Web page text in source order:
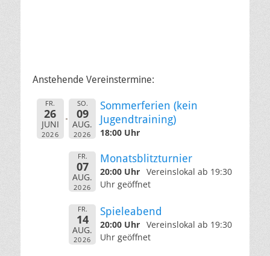
Anstehende Vereinstermine:
FR.
26
JUNI
2026
SO.
09
AUG.
2026
Sommerferien (kein
Jugendtraining)
18:00 Uhr
FR.
07
AUG.
2026
Monatsblitzturnier
20:00 Uhr Vereinslokal ab 19:30
Uhr geöffnet
FR.
14
AUG.
2026
Spieleabend
20:00 Uhr Vereinslokal ab 19:30
Uhr geöffnet